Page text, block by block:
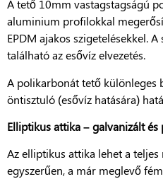
A tető 10mm vastagstagságú
aluminium profilokkal
EPDM ajakos szigetelésekkel.
található az esővíz elvezetés.
A polikarbonát tető különleges
öntisztuló (esővíz hatására)
Elliptikus attika – galvanizált és
Az elliptikus attika lehet a
egyszerűen, a már meglevő